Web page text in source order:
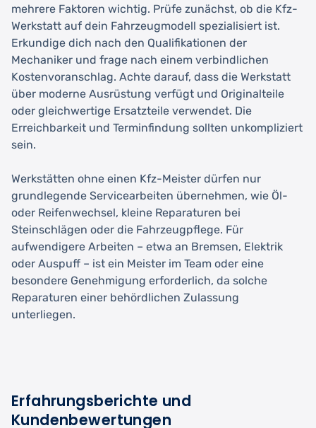
mehrere Faktoren wichtig. Prüfe zunächst, ob die Kfz-
Werkstatt auf dein Fahrzeugmodell spezialisiert ist.
Erkundige dich nach den Qualifikationen der
Mechaniker und frage nach einem verbindlichen
Kostenvoranschlag. Achte darauf, dass die Werkstatt
über moderne Ausrüstung verfügt und Originalteile
oder gleichwertige Ersatzteile verwendet. Die
Erreichbarkeit und Terminfindung sollten unkompliziert
sein.
Werkstätten ohne einen Kfz-Meister dürfen nur
grundlegende Servicearbeiten übernehmen, wie Öl-
oder Reifenwechsel, kleine Reparaturen bei
Steinschlägen oder die Fahrzeugpflege. Für
aufwendigere Arbeiten – etwa an Bremsen, Elektrik
oder Auspuff – ist ein Meister im Team oder eine
besondere Genehmigung erforderlich, da solche
Reparaturen einer behördlichen Zulassung
unterliegen.
Erfahrungsberichte und
Kundenbewertungen